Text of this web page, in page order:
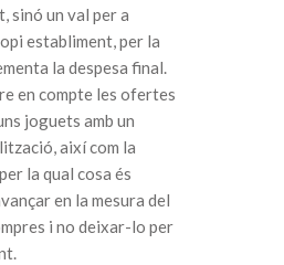
sinó un val per a
establiment, per la
la despesa final.
en compte les ofertes
joguets amb un
així com la
la qual cosa és
en la mesura del
i no deixar-lo per